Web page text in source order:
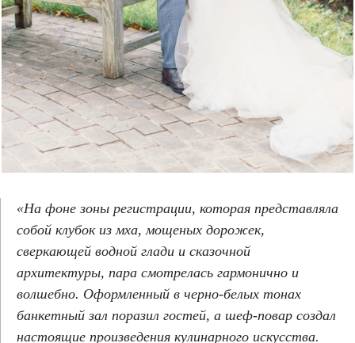
«На фоне зоны регистрации, которая представляла
собой клубок из мха, мощеных дорожек,
сверкающей водной глади и сказочной
архитектуры, пара смотрелась гармонично и
волшебно. Оформленный в черно-белых тонах
банкетный зал поразил гостей, а шеф-повар создал
настоящие произведения кулинарного искусства.